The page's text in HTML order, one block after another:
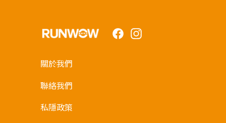
FacebookInstagram
關於我們
聯絡我們
私隱政策